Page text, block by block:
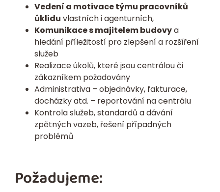
Vedení a motivace týmu pracovníků
úklidu vlastních i agenturních,
Komunikace s majitelem budovya
hledání příležitostí pro zlepšení a rozšíření
služeb
Realizace úkolů, které jsou centrálou či
zákazníkem požadovány
Administrativa – objednávky, fakturace,
docházky atd. – reportování na centrálu
Kontrola služeb, standardů a dávání
zpětných vazeb, řešení případných
problémů
Požadujeme: